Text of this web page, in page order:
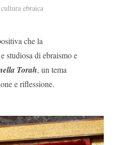
ebraica
che la
studiosa di ebraismo e
Torah, un tema
e riflessione.